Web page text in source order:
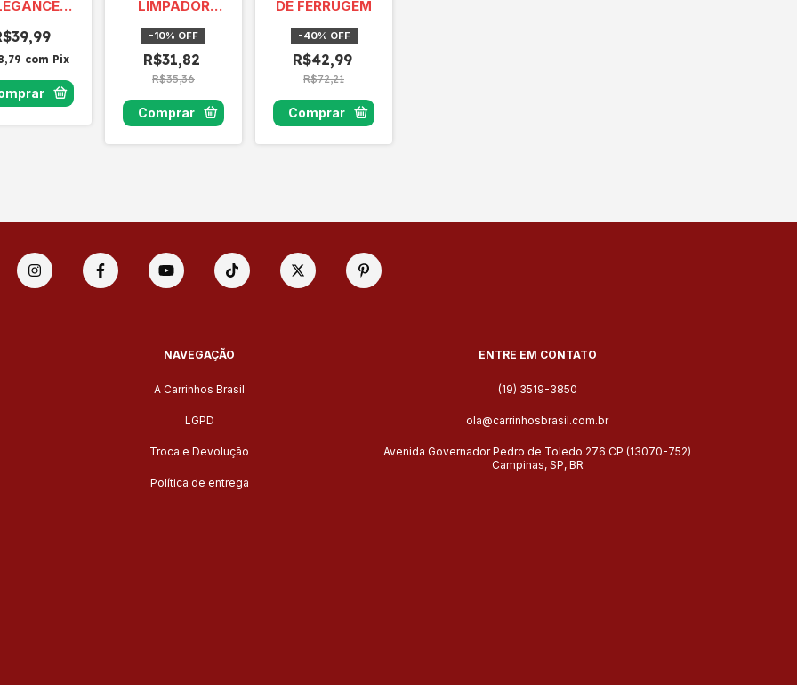
com Pix
LIMPADOR
CONCENTRADO
-10% OFF
R$31,82
R$35,36
DE FERRUGEM
-40% OFF
R$42,99
R$72,21
NAVEGAÇÃO
A Carrinhos Brasil
LGPD
Troca e Devolução
Política de entrega
ENTRE EM CONTATO
(19) 3519-3850
ola@carrinhosbrasil.com.br
Avenida Governador Pedro de Toledo 276 CP (13070-752)
Campinas, SP, BR